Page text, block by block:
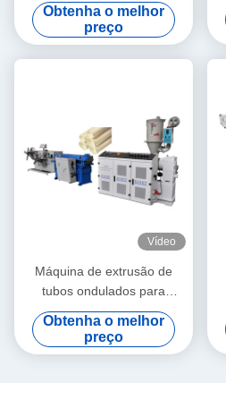
extrusora de parafuso único
SJ90/33
Obtenha o melhor
preço
Vídeo
Máquina de extrusão de
tubos ondulados para
materiais granulados de PE
e PVC
Obtenha o melhor
preço